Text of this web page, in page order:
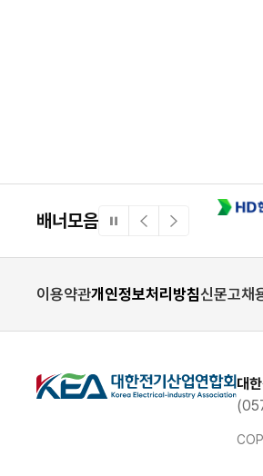
배너모음
일
지
이
너
다
너
이용약관개인정보처리방침신문고채
대